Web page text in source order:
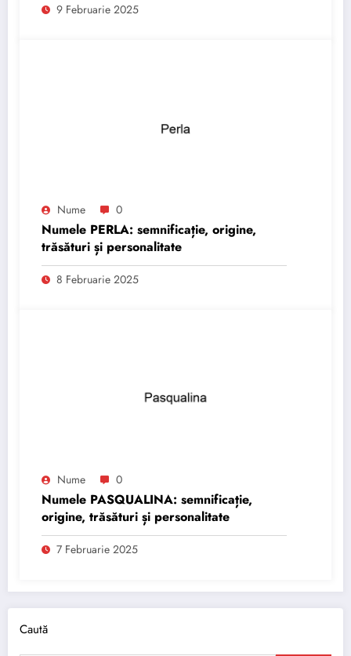
9 Februarie 2025
Nume 0
Numele PERLA: semnificație, origine,
trăsături și personalitate
8 Februarie 2025
Nume 0
Numele PASQUALINA: semnificație,
origine, trăsături și personalitate
7 Februarie 2025
Caută